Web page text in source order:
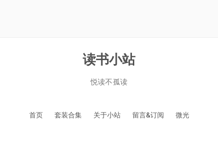
读书小站
悦读不孤读
首页 套装合集 关于小站 留言&订阅 微光